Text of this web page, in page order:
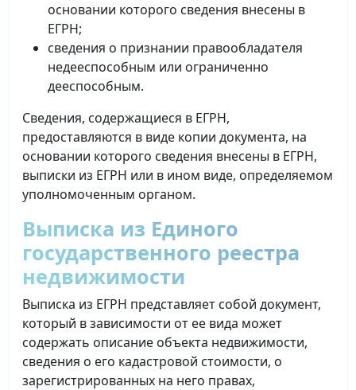
основании которого сведения внесены в
ЕГРН;
сведения о признании правообладателя
недееспособным или ограниченно
дееспособным.
Сведения, содержащиеся в ЕГРН,
предоставляются в виде копии документа, на
основании которого сведения внесены в ЕГРН,
выписки из ЕГРН или в ином виде, определяемом
уполномоченным органом.
Выписка из Единого
государственного реестра
недвижимости
Выписка из ЕГРН представляет собой документ,
который в зависимости от ее вида может
содержать описание объекта недвижимости,
сведения о его кадастровой стоимости, о
зарегистрированных на него правах,